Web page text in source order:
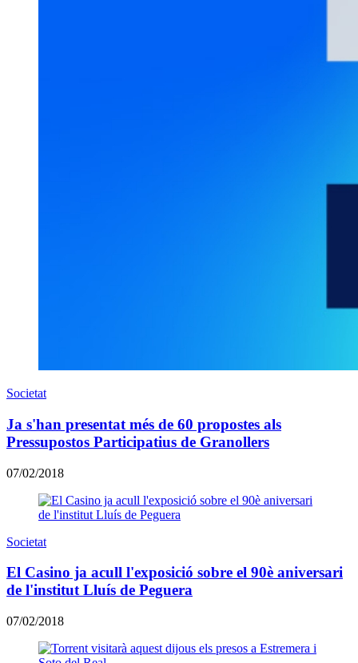
Societat
Ja s'han presentat més de 60 propostes als
Pressupostos Participatius de Granollers
07/02/2018
Societat
El Casino ja acull l'exposició sobre el 90è aniversari
de l'institut Lluís de Peguera
07/02/2018